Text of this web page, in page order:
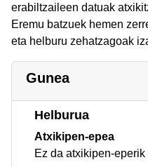
erabiltzaileen datuak
Eremu batzuek hemen
eta helburu zehatzagoak
Gunea
Helburua
Atxikipen-epea
Ez da atxikipen-eperik